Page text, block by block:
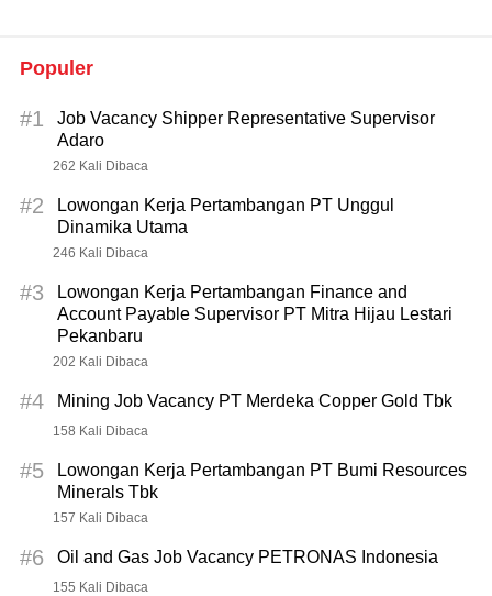
Populer
#1
Job Vacancy Shipper Representative Supervisor
Adaro
262 Kali Dibaca
#2
Lowongan Kerja Pertambangan PT Unggul
Dinamika Utama
246 Kali Dibaca
#3
Lowongan Kerja Pertambangan Finance and
Account Payable Supervisor PT Mitra Hijau Lestari
Pekanbaru
202 Kali Dibaca
#4 Mining Job Vacancy PT Merdeka Copper Gold Tbk
158 Kali Dibaca
#5
Lowongan Kerja Pertambangan PT Bumi Resources
Minerals Tbk
157 Kali Dibaca
#6 Oil and Gas Job Vacancy PETRONAS Indonesia
155 Kali Dibaca